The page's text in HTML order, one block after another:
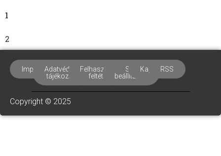
1
2
ImpresszumAdatvédelmi
tájékoztató
Felhasználási
feltételek
Süti
beállítások
Kapcsolat
RSS
Copyright © 2025